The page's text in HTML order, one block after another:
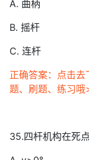
A. 曲柄
B. 摇杆
C. 连杆
正确答案：点击
题、刷题、练习哦
35.四杆机构在死